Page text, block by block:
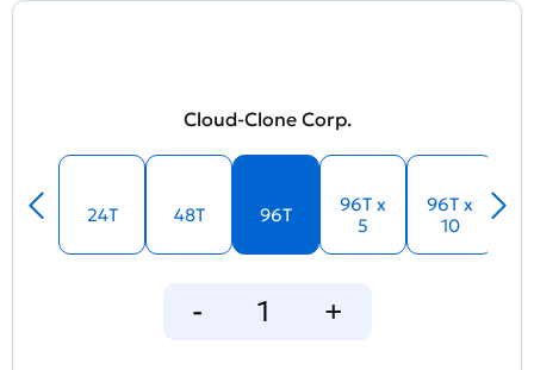
Cloud-Clone Corp.
24T 48T 96T
96T x
5
96T x
10